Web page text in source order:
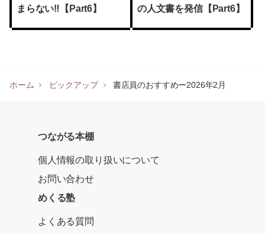
まらない‼【Part6】
の人文書を発信【Part6】
ホーム ピックアップ 書店員のおすすめー2026年2月
つながる本棚
個人情報の取り扱いについて
お問い合わせ
めくる塾
よくある質問